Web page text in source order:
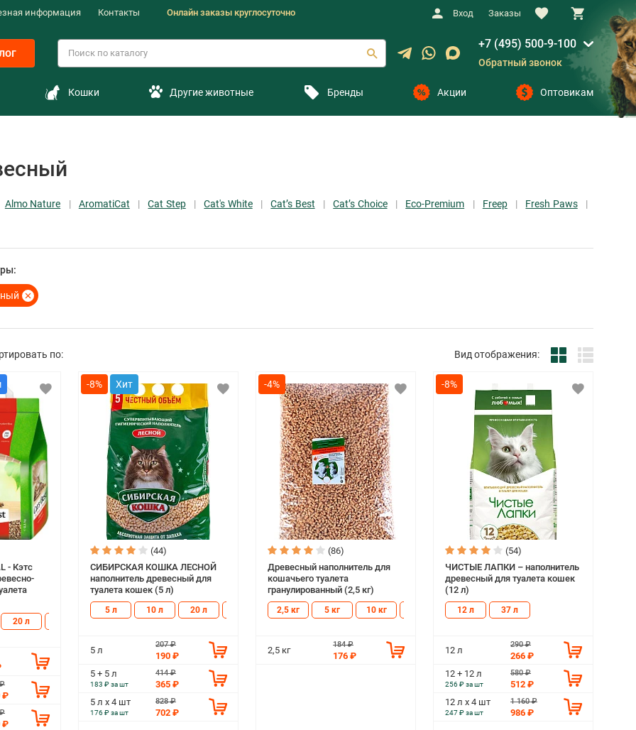
информация Контакты Онлайн заказы круглосуточно Вход Заказы
+7 (495) 500-9-100
Обратный звонок
Кошки Другие животные Бренды Акции Оптовикам
Almo Nature AromatiCat Cat Step Cat's White Cat’s Best Cat’s Choice Eco-Premium Freep
Fresh Paws
по: Вид отображения:
- Кэтс
20 л
₽
₽
-8%
(44)
СИБИРСКАЯ КОШКА ЛЕСНОЙ
наполнитель древесный для
туалета кошек (5 л)
5 л 10 л 20 л
5 л
207 ₽
190 ₽
5 + 5 л
183 ₽ за шт
414 ₽
365 ₽
5 л х 4 шт
176 ₽ за шт
828 ₽
702 ₽
-4%
(86)
Древесный наполнитель для
кошачьего туалета
гранулированный (2,5 кг)
2,5 кг 5 кг 10 кг
2,5 кг
184 ₽
176 ₽
-8%
(54)
ЧИСТЫЕ ЛАПКИ – наполнитель
древесный для туалета кошек
(12 л)
12 л 37 л
12 л
290 ₽
266 ₽
12 + 12 л
256 ₽ за шт
580 ₽
512 ₽
12 л х 4 шт
247 ₽ за шт
1 160 ₽
986 ₽